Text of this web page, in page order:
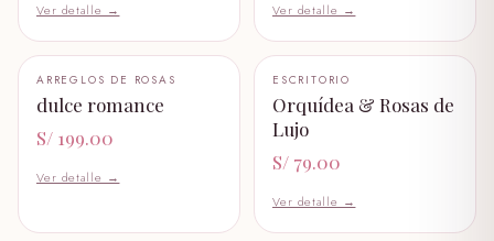
S/ 58.99
oso panda
peluche I LOVE YOU
S/ 89.99
Ver detalle → Ver detalle →
+ AÑADIR AL CARRITO
ARREGLOS DE ROSAS
dulce romance
S/ 199.00
Ver detalle →
+ AÑADIR AL CARRITO
ESCRITORIO
Orquídea & Rosas de
Lujo
S/ 79.00
Ver detalle →